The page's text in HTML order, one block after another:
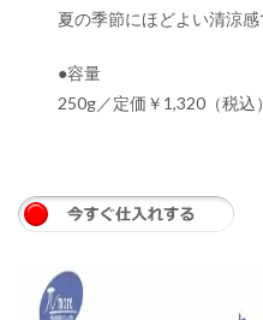
夏の季節にほどよい清涼感
●容量
250g／定価￥1,320（税込）